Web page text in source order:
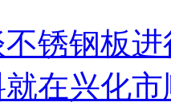
锈钢板
在兴化